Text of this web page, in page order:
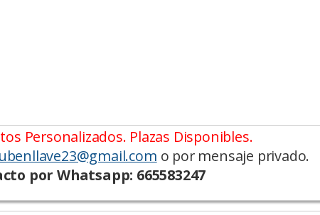
Personalizados. Plazas Disponibles.
o por mensaje privado.
por Whatsapp: 665583247